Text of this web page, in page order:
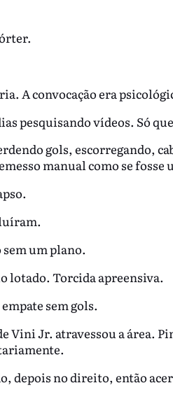
A convocação era
pesquisando vídeos. Só
gols, escorregando,
manual como se
um plano.
lotado. Torcida apreensiva.
sem gols.
Vini Jr. atravessou a área.
depois no direito, então